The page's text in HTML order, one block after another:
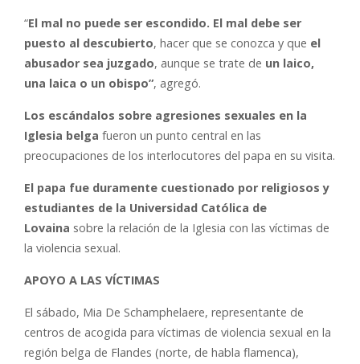
“El mal no puede ser escondido. El mal debe ser
puesto al descubierto, hacer que se conozca y que el
abusador sea juzgado, aunque se trate de un laico,
una laica o un obispo”, agregó.
Los escándalos sobre agresiones sexuales en la
Iglesia belga fueron un punto central en las
preocupaciones de los interlocutores del papa en su visita.
El papa fue duramente cuestionado por religiosos y
estudiantes de la Universidad Católica de
Lovaina sobre la relación de la Iglesia con las víctimas de
la violencia sexual.
APOYO A LAS VÍCTIMAS
El sábado, Mia De Schamphelaere, representante de
centros de acogida para víctimas de violencia sexual en la
región belga de Flandes (norte, de habla flamenca),